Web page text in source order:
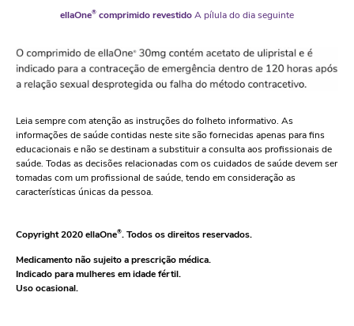
ellaOne® comprimido revestidoA pílula do dia seguinte
Leia sempre com atenção as instruções do folheto informativo. As
informações de saúde contidas neste site são fornecidas apenas para fins
educacionais e não se destinam a substituir a consulta aos profissionais de
saúde. Todas as decisões relacionadas com os cuidados de saúde devem ser
tomadas com um profissional de saúde, tendo em consideração as
características únicas da pessoa.
Copyright 2020 ellaOne®. Todos os direitos reservados.
Medicamento não sujeito a prescrição médica.
Indicado para mulheres em idade fértil.
Uso ocasional.